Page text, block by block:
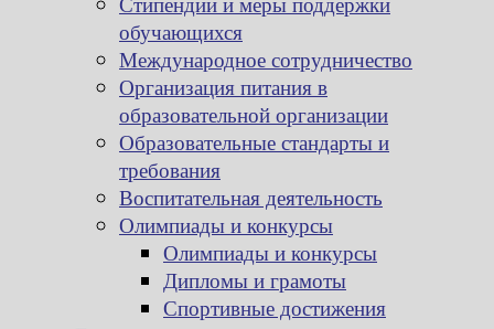
обучающихся
Международное сотрудничество
Организация питания в
образовательной организации
Образовательные стандарты и
требования
Воспитательная деятельность
Олимпиады и конкурсы
Олимпиады и конкурсы
Дипломы и грамоты
Спортивные достижения